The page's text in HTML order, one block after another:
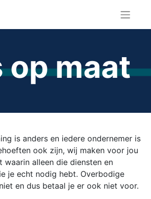
op maat
is anders en iedere ondernemer is
ook zijn, wij maken voor jou
waarin alleen die diensten en
je echt nodig hebt. Overbodige
en dus betaal je er ook niet voor.